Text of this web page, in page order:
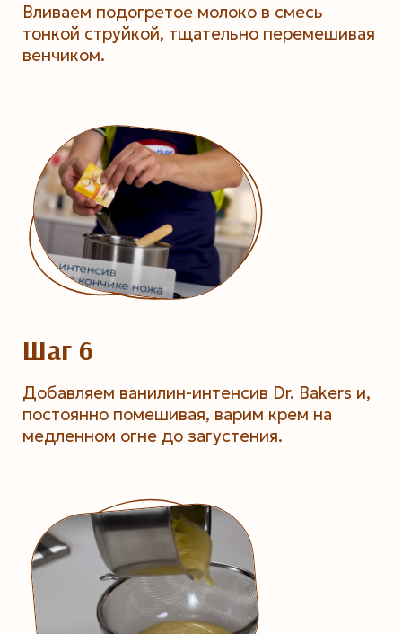
Вливаем подогретое молоко в смесь
тонкой струйкой, тщательно перемешивая
венчиком.
Шаг 6
Добавляем ванилин-интенсив Dr. Bakers и,
постоянно помешивая, варим крем на
медленном огне до загустения.